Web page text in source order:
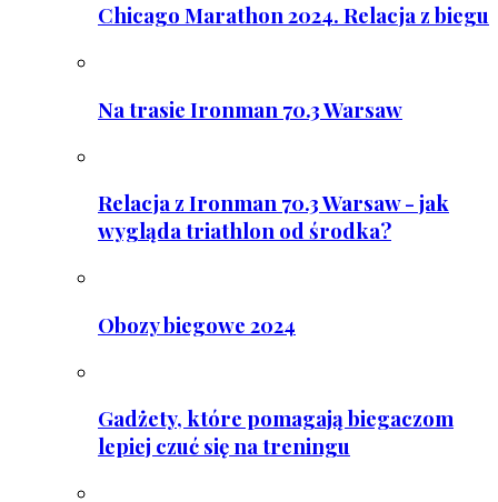
Chicago Marathon 2024. Relacja z biegu
Na trasie Ironman 70.3 Warsaw
Relacja z Ironman 70.3 Warsaw - jak
wygląda triathlon od środka?
Obozy biegowe 2024
Gadżety, które pomagają biegaczom
lepiej czuć się na treningu